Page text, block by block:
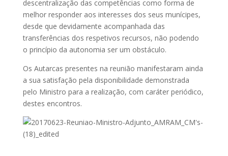
descentralização das competências como forma de
melhor responder aos interesses dos seus munícipes,
desde que devidamente acompanhada das
transferências dos respetivos recursos, não podendo
o princípio da autonomia ser um obstáculo.
Os Autarcas presentes na reunião manifestaram ainda
a sua satisfação pela disponibilidade demonstrada
pelo Ministro para a realização, com caráter periódico,
destes encontros.